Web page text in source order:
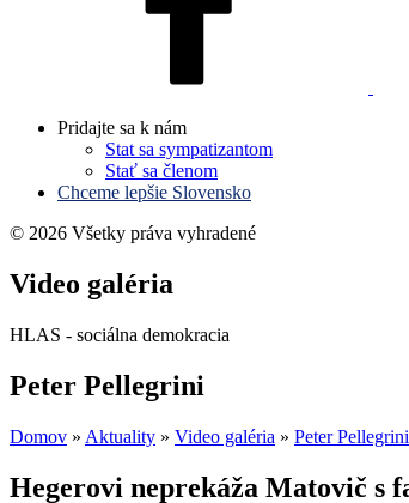
Pridajte sa k nám
Stat sa sympatizantom
Stať sa členom
Chceme lepšie Slovensko
© 2026 Všetky práva vyhradené
Video galéria
HLAS - sociálna demokracia
Peter Pellegrini
Domov » Aktuality » Video galéria » Peter Pellegrini
Hegerovi neprekáža Matovič s